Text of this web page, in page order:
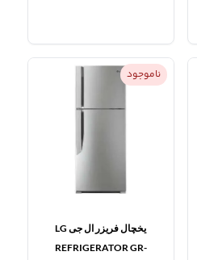
ناموجود
یخچال فریزر ال جی LG
REFRIGERATOR GR-